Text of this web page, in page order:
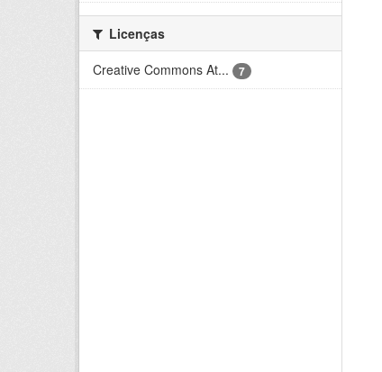
Licenças
Creative Commons At...
7